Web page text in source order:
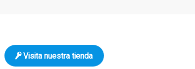
Visita nuestra tienda